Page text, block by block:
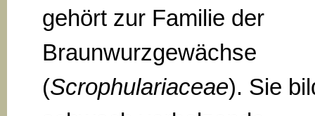
gehört zur Familie der
Braunwurzgewächse
(Scrophulariaceae). Sie